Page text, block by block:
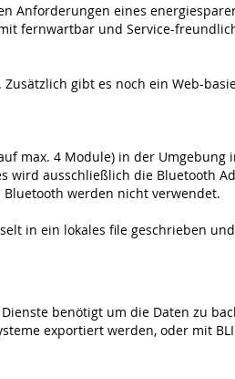
Anforderungen eines
fernwartbar und Service-
gibt es noch ein Web-
max. 4 Module) in der
ausschließlich die Bluetooth
werden nicht verwendet.
in ein lokales file geschrieben
benötigt um die Daten zu
exportiert werden, oder mit